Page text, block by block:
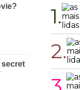
1.
2.